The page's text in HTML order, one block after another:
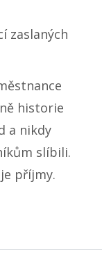
zaslaných
historie
a nikdy
slíbili.
příjmy.